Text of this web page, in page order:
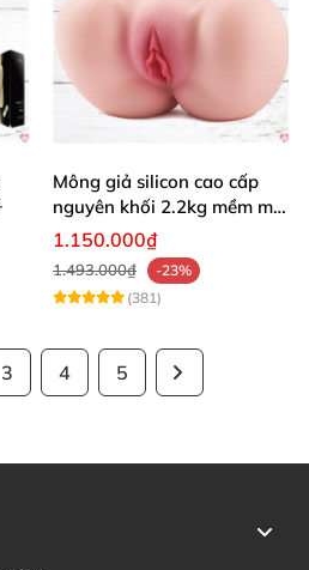
Mông giả silicon cao cấp
nguyên khối 2.2kg mềm mại
khít bóp cực thật
1.150.000₫
1.493.000₫
-23%
(381)
3 4 5